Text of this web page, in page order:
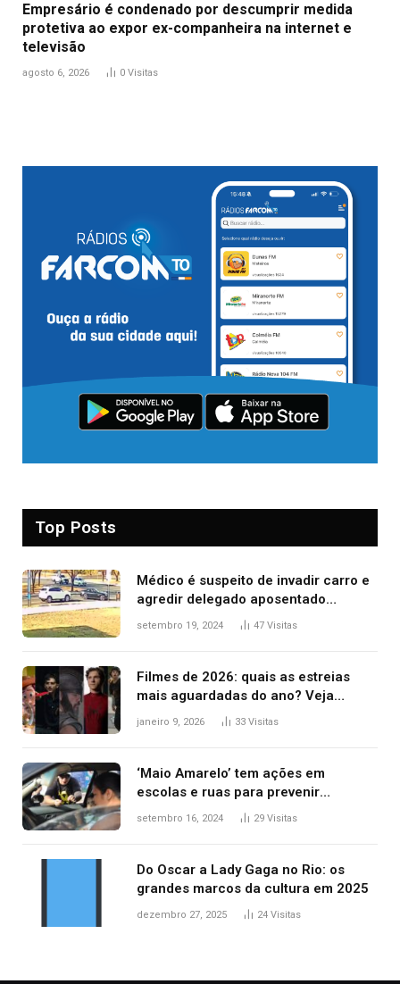
Empresário é condenado por descumprir medida
protetiva ao expor ex-companheira na internet e
televisão
agosto 6, 2026 0 Visitas
Top Posts
Médico é suspeito de invadir carro e
agredir delegado aposentado
durante confusão no trânsito
setembro 19, 2024 47 Visitas
Filmes de 2026: quais as estreias
mais aguardadas do ano? Veja
principais lançamentos do cinema
janeiro 9, 2026 33 Visitas
‘Maio Amarelo’ tem ações em
escolas e ruas para prevenir
acidentes no trânsito no AP
setembro 16, 2024 29 Visitas
Do Oscar a Lady Gaga no Rio: os
grandes marcos da cultura em 2025
dezembro 27, 2025 24 Visitas